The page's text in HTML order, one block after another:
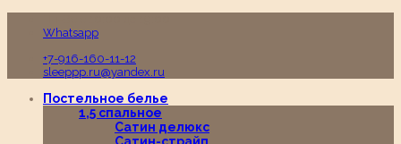
Whatsapp
+7-916-160-11-12
sleeppp.ru@yandex.ru
Постельное белье
1,5 спальное
Сатин делюкс